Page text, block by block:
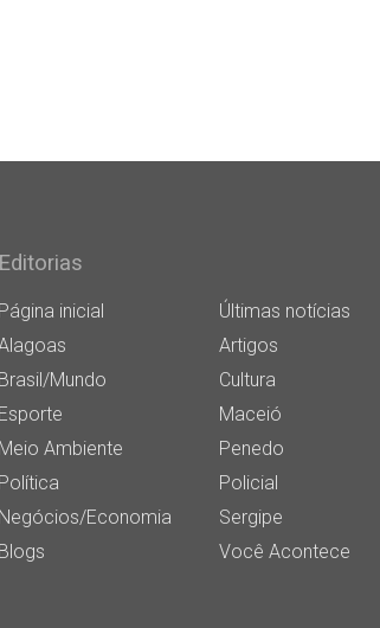
Editorias
Página inicial
Últimas notícias
Artigos
Brasil/Mundo
Cultura
Esporte
Maceió
Meio Ambiente
Penedo
Política
Policial
Negócios/Economia
Sergipe
Blogs
Você Acontece